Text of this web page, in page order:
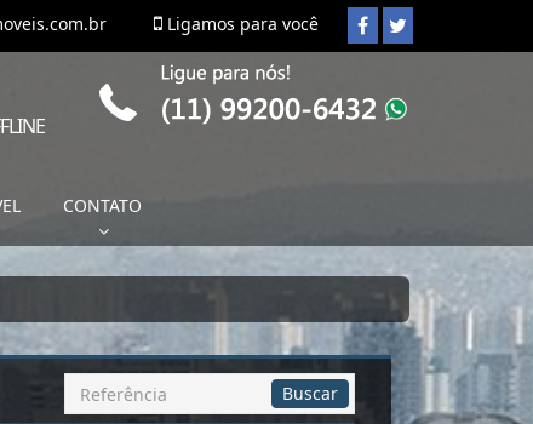
Ligamos para você
CONTATO
Busca
por
Buscar